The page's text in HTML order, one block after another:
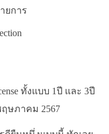
ยการ
ทั้งแบบ 1ปี และ 3ปี
ฤษภาคม 2567